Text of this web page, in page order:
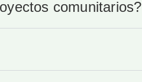
comunitarios?